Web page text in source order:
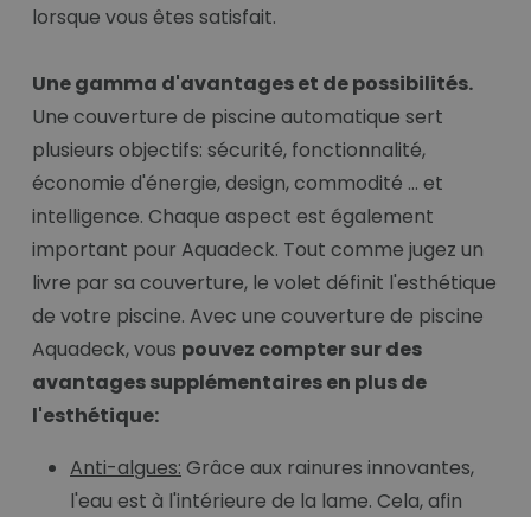
lorsque vous êtes satisfait.
Une gamma d'avantages et de possibilités.
Une couverture de piscine automatique sert
plusieurs objectifs: sécurité, fonctionnalité,
économie d'énergie, design, commodité ... et
intelligence. Chaque aspect est également
important pour Aquadeck. Tout comme jugez un
livre par sa couverture, le volet définit l'esthétique
de votre piscine. Avec une couverture de piscine
Aquadeck, vous pouvez compter sur des
avantages supplémentaires en plus de
l'esthétique:
Anti-algues: Grâce aux rainures innovantes,
l'eau est à l'intérieure de la lame. Cela, afin